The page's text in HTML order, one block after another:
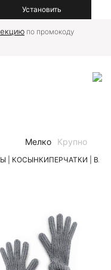
Установить
по промокоду
| КОСЫНКИПЕРЧАТКИ |
Мелко Крупно